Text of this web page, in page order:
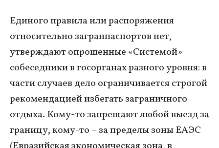
Единого правила или распоряжения
относительно загранпаспортов нет,
утверждают опрошенные «Системой»
собеседники в госорганах разного уровня: в
части случаев дело ограничивается строгой
рекомендацией избегать заграничного
отдыха. Кому-то запрещают любой выезд за
границу, кому-то – за пределы зоны ЕАЭС